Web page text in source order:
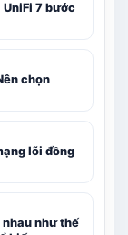
7 bước
chọn
lõi đồng
như thế